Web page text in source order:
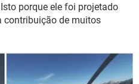
porque ele foi projetado
contribuição de muitos